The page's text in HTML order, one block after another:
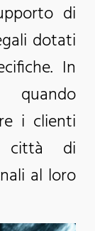
di
dotati
In
quando
i clienti
città di
al loro